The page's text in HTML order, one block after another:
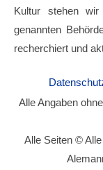
Kultur stehen
genannten
recherchiert und
Alle Angaben
Alle Seiten ©